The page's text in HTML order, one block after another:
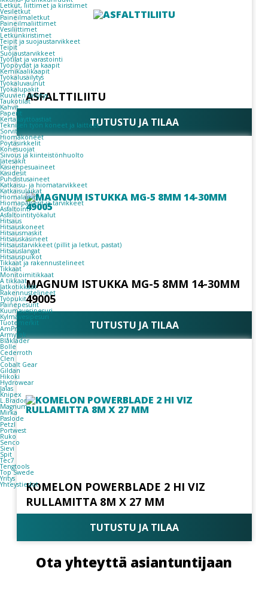
Letkut, liittimet ja kiristimet
Vesiletkut
Paineilmaletkut
Paineilmaliittimet
Vesiliittimet
Letkunkiristimet
Teipit ja suojaustarvikkeet
Teipit
Suojaustarvikkeet
Työtilat ja varastointi
Työpöydät ja kaapit
Kemikaalikaapit
Työkalusäilytys
Työkaluvaunut
Työkalupakit
Ruuvien säilytys
Taukotilat
Kahvit
Paperit
Kertakäyttöastiat
Teknisen työn koneet ja laitteet
Sorvit
Hiomakoneet
Pöytäsirkkelit
Konesuojat
Siivous ja kiinteistönhuolto
Jätesäkit
Käsienpesuaineet
Käsidesit
Puhdistusaineet
Katkaisu- ja hiomatarvikkeet
Katkaisulaikat
Hiomalaikat
Hiomapaperit ja tarvikkeet
Asfaltointi
Asfaltointityökalut
Hitsaus
Hitsauskoneet
Hitsausmaskit
Hitsauskäsineet
Hitsaustarvikkeet (pillit ja letkut, pastat)
Hitsauslangat
Hitsauspuikot
Tikkaat ja rakennustelineet
Tikkaat
Monitoimitikkaat
A tikkaat
Jatkotikkaat
Rakennustelineet
Työpukit
Painepesurit
Kuumavesipesuri
Kylmävesipesuri
Tuotemerkit
AmPro
Armytek
Blåkläder
Bolle
Cederroth
Clen
Cobalt Gear
Gildan
Hikoki
Hydrowear
Jalas
Knipex
L.Brador
Magnum
Mirka
Paslode
Petzl
Portwest
Ruko
Senco
Sievi
Spit
Tec7
Tengtools
Top Swede
Yritys
Yhteystiedot
ASFALTTILIITU
TUTUSTU JA TILAA
MAGNUM ISTUKKA MG-5 8MM 14-30MM
49005
TUTUSTU JA TILAA
KOMELON POWERBLADE 2 HI VIZ
RULLAMITTA 8M X 27 MM
TUTUSTU JA TILAA
Ota yhteyttä asiantuntijaan